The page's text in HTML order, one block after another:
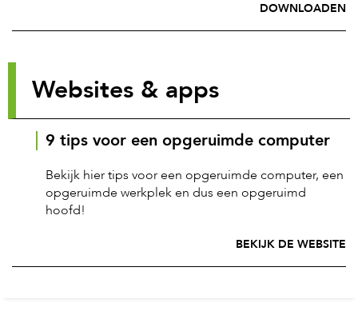
DOWNLOADEN
Websites & apps
9 tips voor een opgeruimde computer
Bekijk hier tips voor een opgeruimde computer, een
opgeruimde werkplek en dus een opgeruimd
hoofd!
BEKIJK DE WEBSITE